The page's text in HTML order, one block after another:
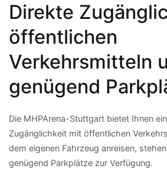
Direkte
öffentlichen
Verkehrsmitteln
genügend
Die MHPArena-Stuttgart bietet Ihnen
Zugänglichkeit mit öffentlichen
dem eigenen Fahrzeug anreisen,
genügend Parkplätze zur Verfügung.